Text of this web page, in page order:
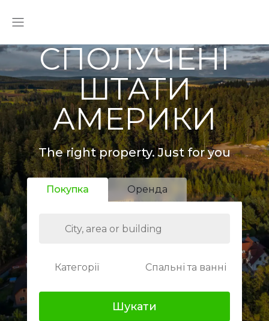
СПОЛУЧЕНІ
ШТАТИ
АМЕРИКИ
The right property. Just for you
Покупка Оренда
Категорії Спальні та ванні
Шукати